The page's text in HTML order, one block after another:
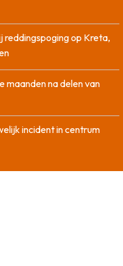
reddingspoging op Kreta,
maanden na delen van
incident in centrum